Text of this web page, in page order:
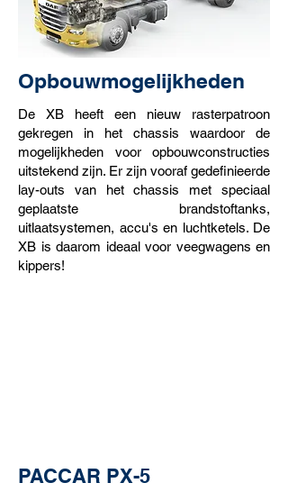
Opbouwmogelijkheden
De XB heeft een nieuw rasterpatroon
gekregen in het chassis waardoor de
mogelijkheden voor opbouwconstructies
uitstekend zijn. Er zijn vooraf gedefinieerde
lay-outs van het chassis met speciaal
geplaatste brandstoftanks,
uitlaatsystemen, accu's en luchtketels. De
XB is daarom ideaal voor veegwagens en
kippers!
PACCAR PX-5